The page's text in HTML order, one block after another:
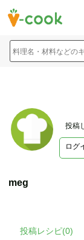
料理名・材料などの
投稿
ログ
meg
投稿レシピ(0)